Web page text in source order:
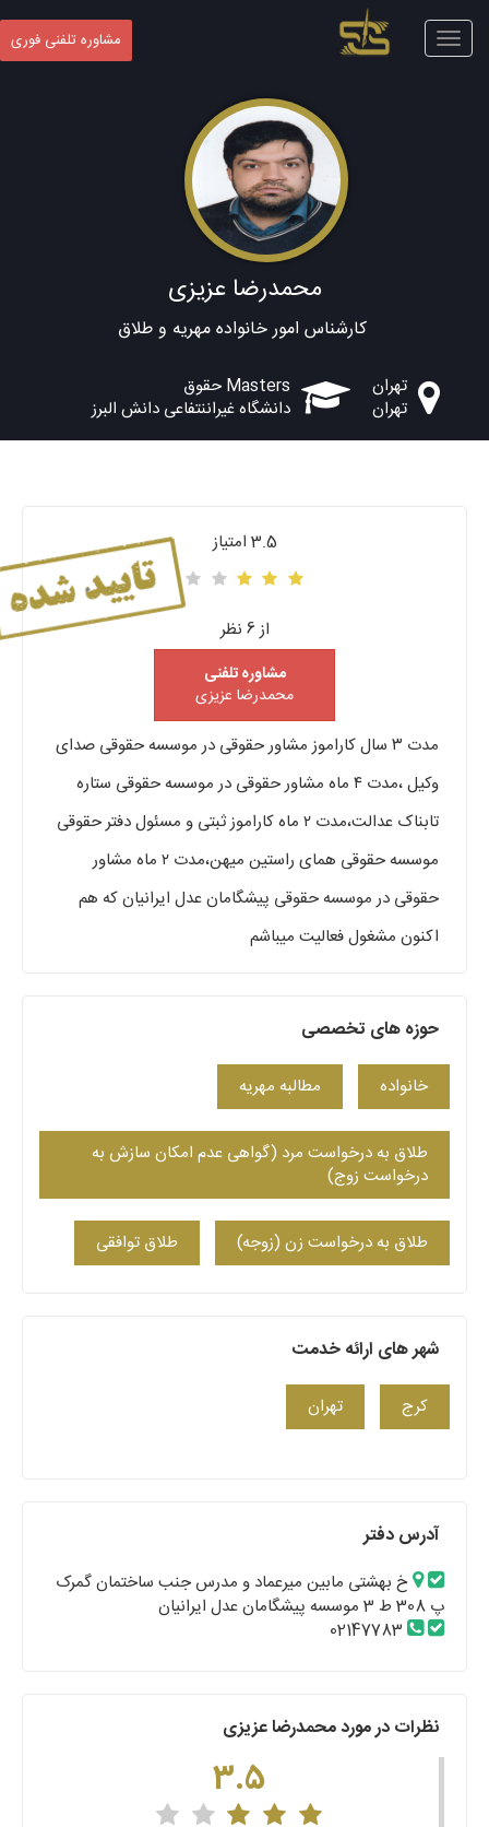
Toggle
navigation
مشاوره تلفنی فوری
محمدرضا عزیزی
کارشناس امور خانواده مهریه و طلاق
تهران
تهران
Masters حقوق
دانشگاه غیراننتفاعی دانش البرز
3.5 امتیاز
از 6 نظر
مشاوره تلفنی
محمدرضا عزیزی
مدت ۳ سال کاراموز مشاور حقوقی در موسسه حقوقی صدای
وکیل ،مدت ۴ ماه مشاور حقوقی در موسسه حقوقی ستاره
تابناک عدالت،مدت ۲ ماه کاراموز ثبتی و مسئول دفتر حقوقی
موسسه حقوقی همای راستین میهن،مدت ۲ ماه مشاور
حقوقی در موسسه حقوقی پیشگامان عدل ایرانیان که هم
اکنون مشغول فعالیت میباشم
حوزه های تخصصی
خانواده مطالبه مهریه
طلاق به درخواست مرد (گواهی عدم امکان سازش به
درخواست زوج)
طلاق به درخواست زن (زوجه) طلاق توافقی
شهر های ارائه خدمت
کرج تهران
آدرس دفتر
خ بهشتی مابین میرعماد و مدرس جنب ساختمان گمرک
پ 308 ط 3 موسسه پیشگامان عدل ایرانیان
02147783
نظرات در مورد محمدرضا عزیزی
3.5